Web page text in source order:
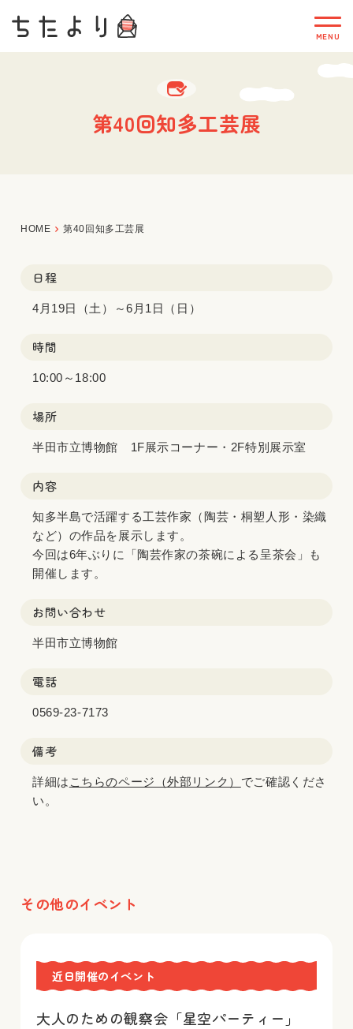
第40回知多工芸展
HOME 第40回知多工芸展
日程
4月19日（土）～6月1日（日）
時間
10:00～18:00
場所
半田市立博物館 1F展示コーナー・2F特別展示室
内容
知多半島で活躍する工芸作家（陶芸・桐塑人形・染織
など）の作品を展示します。
今回は6年ぶりに「陶芸作家の茶碗による呈茶会」も
開催します。
お問い合わせ
半田市立博物館
電話
0569-23-7173
備考
詳細は こちらのページ（外部リンク） でご確認くださ
い。
その他のイベント
近日開催のイベント
大人のための観察会「星空パーティー」